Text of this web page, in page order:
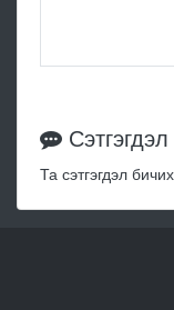
Та сэтгэгдэл